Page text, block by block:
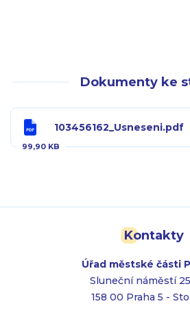
Dokumenty ke
103456162_Usneseni.pdf
99,90 KB
Kontakty
Úřad městské části
Sluneční náměstí
158 00 Praha 5 -